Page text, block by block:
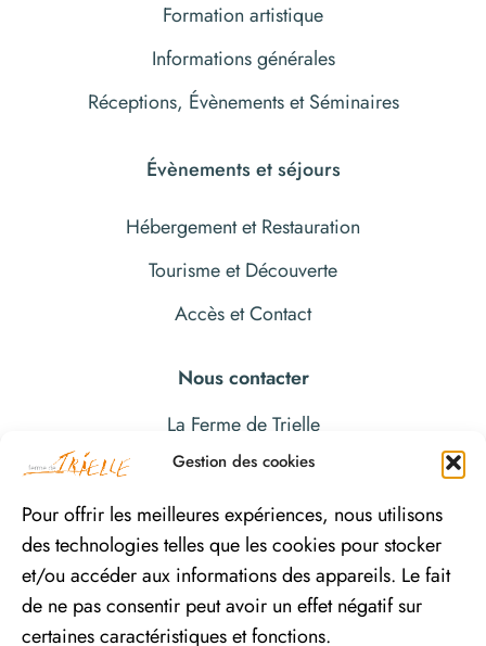
Gestion des cookies
Pour offrir les meilleures expériences, nous utilisons
des technologies telles que les cookies pour stocker
et/ou accéder aux informations des appareils. Le fait
de ne pas consentir peut avoir un effet négatif sur
certaines caractéristiques et fonctions.
Formation artistique
Informations générales
Réceptions, Évènements et Séminaires
Évènements et séjours
Hébergement et Restauration
Tourisme et Découverte
Accès et Contact
Nous contacter
La Ferme de Trielle
15800 THIEZAC